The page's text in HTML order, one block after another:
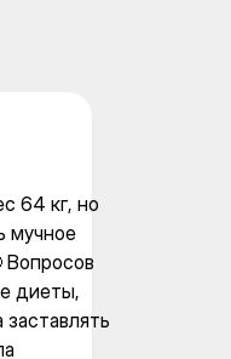
64 кг, но
мучное
Вопросов
диеты,